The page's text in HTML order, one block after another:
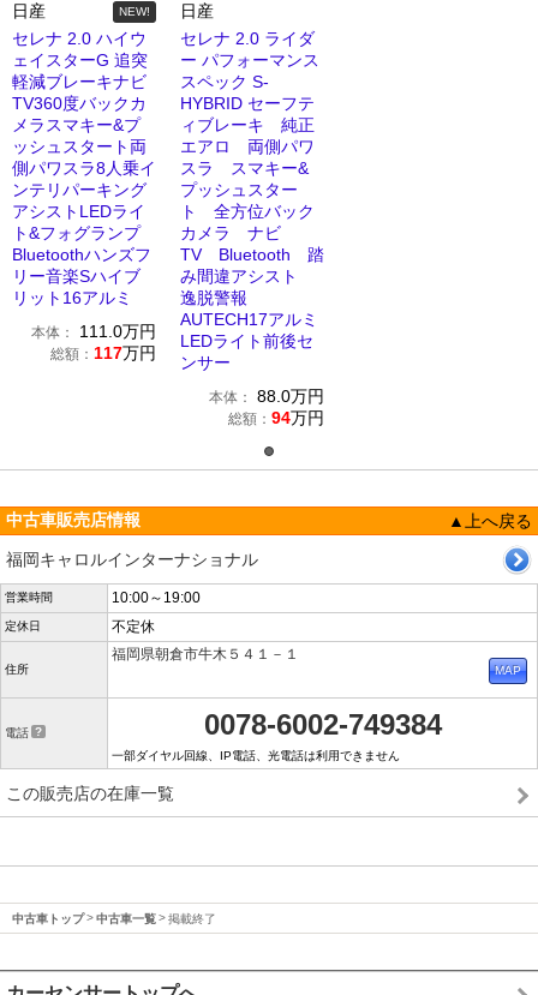
日産 NEW!
セレナ 2.0 ハイウ
ェイスターG 追突
軽減ブレーキナビ
TV360度バックカ
メラスマキー&プ
ッシュスタート両
側パワスラ8人乗イ
ンテリパーキング
アシストLEDライ
ト&フォグランプ
Bluetoothハンズフ
リー音楽Sハイブ
リット16アルミ
本体： 111.0万円
総額： 117万円
日産
セレナ 2.0 ライダ
ー パフォーマンス
スペック S-
HYBRID セーフテ
ィブレーキ 純正
エアロ 両側パワ
スラ スマキー&
プッシュスター
ト 全方位バック
カメラ ナビ
TV Bluetooth 踏
み間違アシスト
逸脱警報
AUTECH17アルミ
LEDライト前後セ
ンサー
本体： 88.0万円
総額： 94万円
中古車販売店情報
▲上へ戻る
福岡キャロルインターナショナル
営業時間 10:00～19:00
定休日 不定休
住所
福岡県朝倉市牛木５４１－１
電話 0078-6002-749384
一部ダイヤル回線、IP電話、光電話は利用できません
この販売店の在庫一覧
中古車トップ 中古車一覧 掲載終了